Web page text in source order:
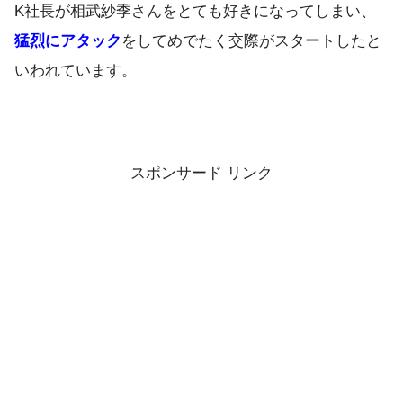
K社長が相武紗季さんをとても好きになってしまい、
猛烈にアタック をしてめでたく交際がスタートしたと
いわれています。
スポンサード リンク